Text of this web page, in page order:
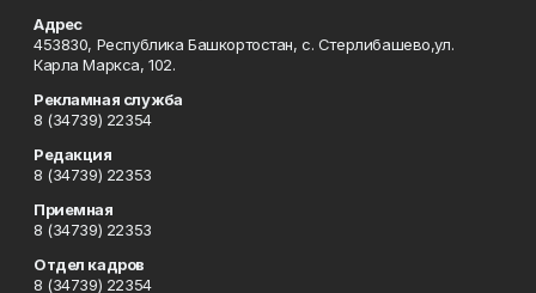
Адрес
453830, Республика Башкортостан, c. Стерлибашево,ул.
Карла Маркса, 102.
Рекламная служба
8 (34739) 22354
Редакция
8 (34739) 22353
Приемная
8 (34739) 22353
Отдел кадров
8 (34739) 22354